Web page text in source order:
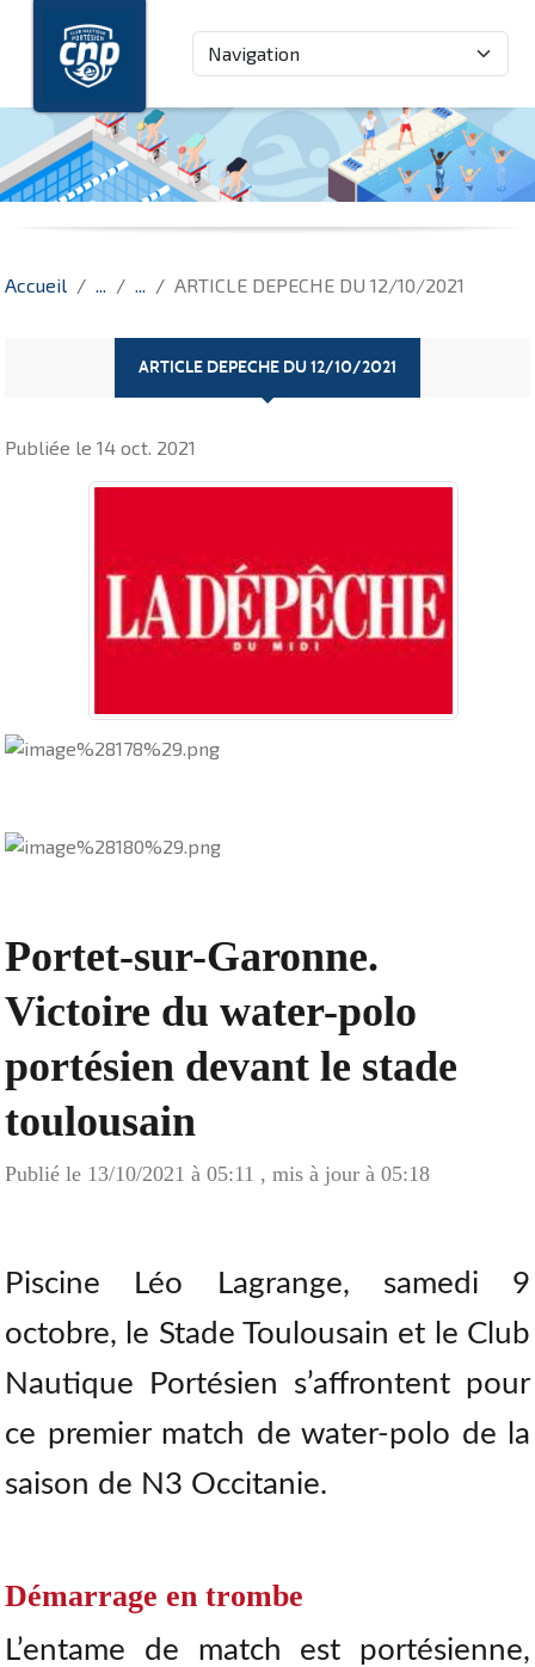
Accueil ARTICLE DEPECHE DU 12/10/2021
ARTICLE DEPECHE DU 12/10/2021
Publiée le 14 oct. 2021
Portet-sur-Garonne.
Victoire du water-polo
portésien devant le stade
toulousain
Publié le 13/10/2021 à 05:11 , mis à jour à 05:18
Piscine Léo Lagrange, samedi 9
octobre, le Stade Toulousain et le Club
Nautique Portésien s’affrontent pour
ce premier match de water-polo de la
saison de N3 Occitanie.
Démarrage en trombe
L’entame de match est portésienne,